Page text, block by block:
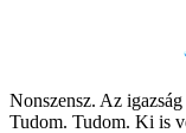
Nonszensz. Az
Tudom. Tudom. Ki is